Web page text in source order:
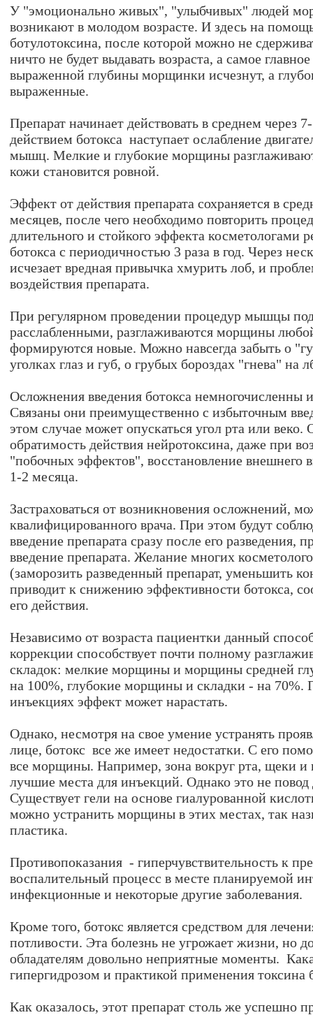
У "эмоционально живых", "улыбчивых" людей
возникают в молодом возрасте. И здесь на
ботулотоксина, после которой можно не
ничто не будет выдавать возраста, а самое
выраженной глубины морщинки исчезнут, а
выраженные.
Препарат начинает действовать в среднем через
действием ботокса наступает ослабление
мышц. Мелкие и глубокие морщины
кожи становится ровной.
Эффект от действия препарата сохраняется в
месяцев, после чего необходимо повторить
длительного и стойкого эффекта косметологами
ботокса с периодичностью 3 раза в год. Через
исчезает вредная привычка хмурить лоб, и
воздействия препарата.
При регулярном проведении процедур мышцы
расслабленными, разглаживаются морщины
формируются новые. Можно навсегда забыть о
уголках глаз и губ, о грубых бороздах "гнева" на
Осложнения введения ботокса немногочисленны
Связаны они преимущественно с избыточным
этом случае может опускаться угол рта или веко.
обратимость действия нейротоксина, даже при
"побочных эффектов", восстановление внешнего
1-2 месяца.
Застраховаться от возникновения осложнений,
квалифицированного врача. При этом будут
введение препарата сразу после его разведения,
введение препарата. Желание многих
(заморозить разведенный препарат, уменьшить
приводит к снижению эффективности ботокса,
его действия.
Независимо от возраста пациентки данный
коррекции способствует почти полному
складок: мелкие морщины и морщины средней
на 100%, глубокие морщины и складки - на 70%.
инъекциях эффект может нарастать.
Однако, несмотря на свое умение устранять
лице, ботокс все же имеет недостатки. С его
все морщины. Например, зона вокруг рта, щеки и
лучшие места для инъекций. Однако это не повод
Существует гели на основе гиалурованной
можно устранить морщины в этих местах, так
пластика.
Противопоказания - гиперчувствительность к
воспалительный процесс в месте планируемой
инфекционные и некоторые другие заболевания.
Кроме того, ботокс является средством для
потливости. Эта болезнь не угрожает жизни, но
обладателям довольно неприятные моменты.
гипергидрозом и практикой применения токсина
Как оказалось, этот препарат столь же успешно